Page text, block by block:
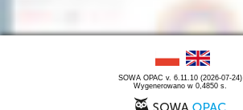
SOWA OPAC v. 6.11.10 (2026-07-24)
Wygenerowano w 0,4850 s.